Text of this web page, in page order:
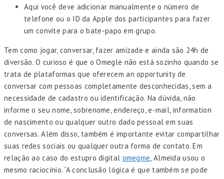
Aqui você deve adicionar manualmente o número de
telefone ou o ID da Apple dos participantes para fazer
um convite para o bate-papo em grupo.
Tem como jogar, conversar, fazer amizade e ainda são 24h de
diversão. O curioso é que o Omegle não está sozinho quando se
trata de plataformas que oferecem an opportunity de
conversar com pessoas completamente desconhecidas, sem a
necessidade de cadastro ou identificação. Na dúvida, não
informe o seu nome, sobrenome, endereço, e-mail, information
de nascimento ou qualquer outro dado pessoal em suas
conversas. Além disso, também é importante evitar compartilhar
suas redes sociais ou qualquer outra forma de contato. Em
relação ao caso do estupro digital omegme , Almeida usou o
mesmo raciocínio. “A conclusão lógica é que também se pode